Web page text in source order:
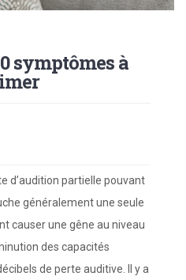
symptômes à
d’audition partielle pouvant
généralement une seule
causer une gêne au niveau
des capacités
de perte auditive. Il y a